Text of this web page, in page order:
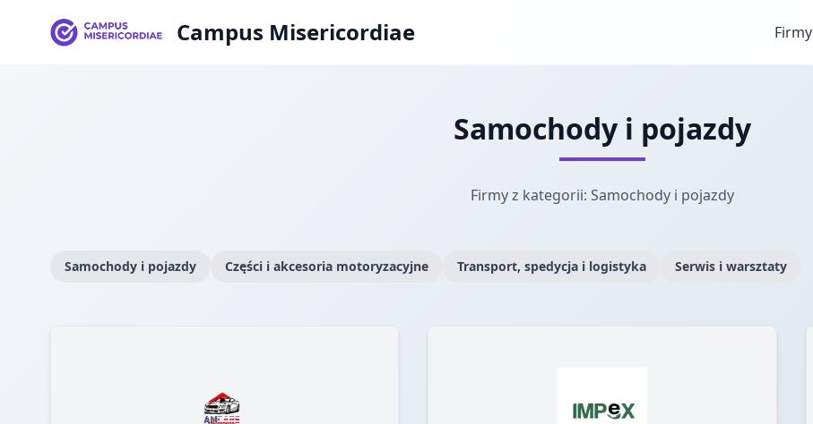
Campus Misericordiae Firmy
Samochody i pojazdy
Firmy z kategorii: Samochody i pojazdy
Samochody i pojazdy Części i akcesoria motoryzacyjne Transport, spedycja i logistyka Serwis i warsztaty